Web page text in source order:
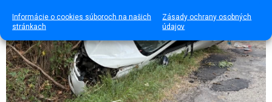
Informácie o cookies súboroch na našich
stránkach
Zásady ochrany osobných
údajov